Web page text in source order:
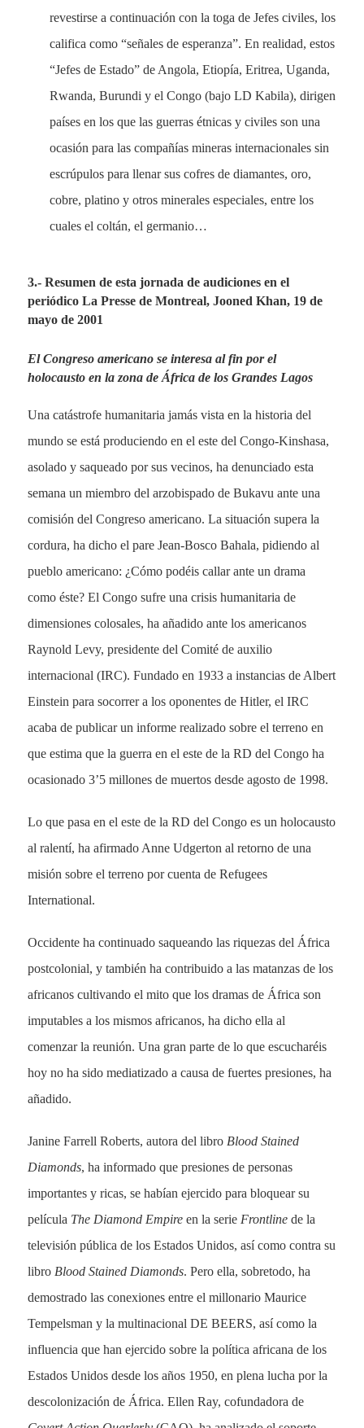
revestirse a continuación con la toga de Jefes civiles, los
califica como “señales de esperanza”. En realidad, estos
“Jefes de Estado” de Angola, Etiopía, Eritrea, Uganda,
Rwanda, Burundi y el Congo (bajo LD Kabila), dirigen
países en los que las guerras étnicas y civiles son una
ocasión para las compañías mineras internacionales sin
escrúpulos para llenar sus cofres de diamantes, oro,
cobre, platino y otros minerales especiales, entre los
cuales el coltán, el germanio…
3.- Resumen de esta jornada de audiciones en el
periódico La Presse de Montreal, Jooned Khan, 19 de
mayo de 2001
El Congreso americano se interesa al fin por el
holocausto en la zona de África de los Grandes Lagos
Una catástrofe humanitaria jamás vista en la historia del
mundo se está produciendo en el este del Congo-Kinshasa,
asolado y saqueado por sus vecinos, ha denunciado esta
semana un miembro del arzobispado de Bukavu ante una
comisión del Congreso americano. La situación supera la
cordura, ha dicho el pare Jean-Bosco Bahala, pidiendo al
pueblo americano: ¿Cómo podéis callar ante un drama
como éste? El Congo sufre una crisis humanitaria de
dimensiones colosales, ha añadido ante los americanos
Raynold Levy, presidente del Comité de auxilio
internacional (IRC). Fundado en 1933 a instancias de Albert
Einstein para socorrer a los oponentes de Hitler, el IRC
acaba de publicar un informe realizado sobre el terreno en
que estima que la guerra en el este de la RD del Congo ha
ocasionado 3’5 millones de muertos desde agosto de 1998.
Lo que pasa en el este de la RD del Congo es un holocausto
al ralentí, ha afirmado Anne Udgerton al retorno de una
misión sobre el terreno por cuenta de Refugees
International.
Occidente ha continuado saqueando las riquezas del África
postcolonial, y también ha contribuido a las matanzas de los
africanos cultivando el mito que los dramas de África son
imputables a los mismos africanos, ha dicho ella al
comenzar la reunión. Una gran parte de lo que escucharéis
hoy no ha sido mediatizado a causa de fuertes presiones, ha
añadido.
Janine Farrell Roberts, autora del libro Blood Stained
Diamonds, ha informado que presiones de personas
importantes y ricas, se habían ejercido para bloquear su
película The Diamond Empireen la serie Frontlinede la
televisión pública de los Estados Unidos, así como contra su
libro Blood Stained Diamonds. Pero ella, sobretodo, ha
demostrado las conexiones entre el millonario Maurice
Tempelsman y la multinacional DE BEERS, así como la
influencia que han ejercido sobre la política africana de los
Estados Unidos desde los años 1950, en plena lucha por la
descolonización de África. Ellen Ray, cofundadora de